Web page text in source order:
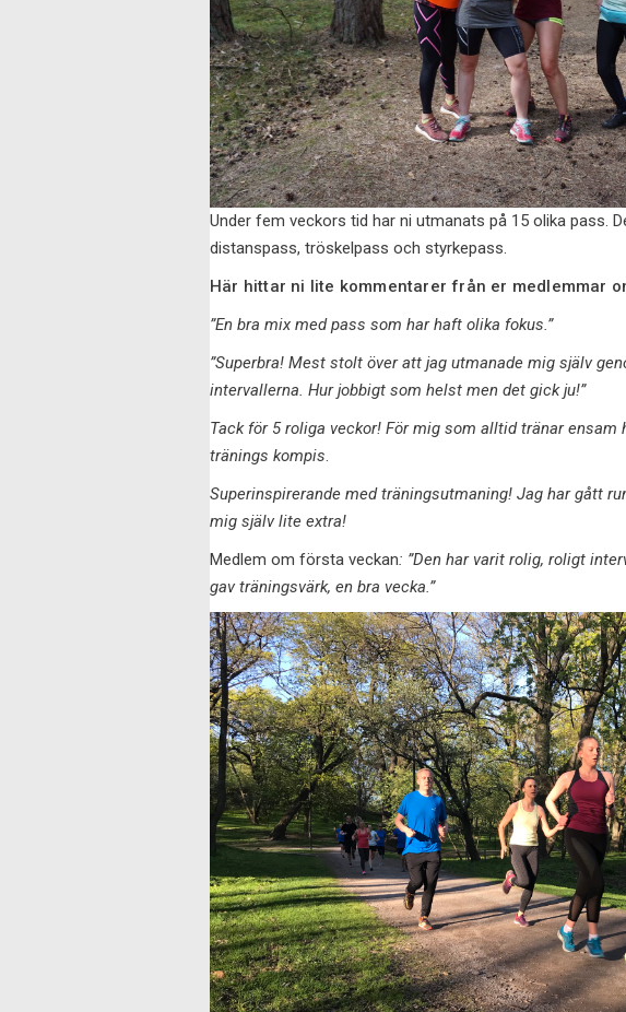
Under fem veckors tid har ni utmanats på 15 olika pass.
distanspass, tröskelpass och styrkepass.
Här hittar ni lite kommentarer från er medlemmar
”En bra mix med pass som har haft olika fokus.”
”Superbra! Mest stolt över att jag utmanade mig själv
intervallerna. Hur jobbigt som helst men det gick ju!”
Tack för 5 roliga veckor! För mig som alltid tränar
tränings kompis.
Superinspirerande med träningsutmaning! Jag har gått
mig själv lite extra!
Medlem om första veckan: ”Den har varit rolig, roligt
gav träningsvärk, en bra vecka.”